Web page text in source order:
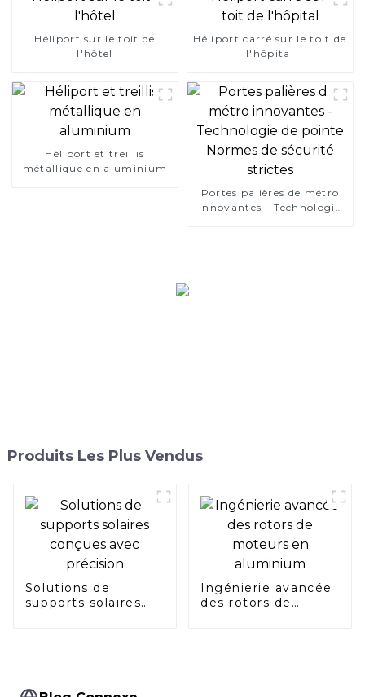
Héliport sur le toit de
l'hôtel
Héliport carré sur le toit de
l'hôpital
Héliport et treillis
métallique en aluminium
Portes palières de métro
innovantes - Technologie
Produits Les Plus Vendus
Solutions de
supports solaires
Ingénierie avancée
des rotors de